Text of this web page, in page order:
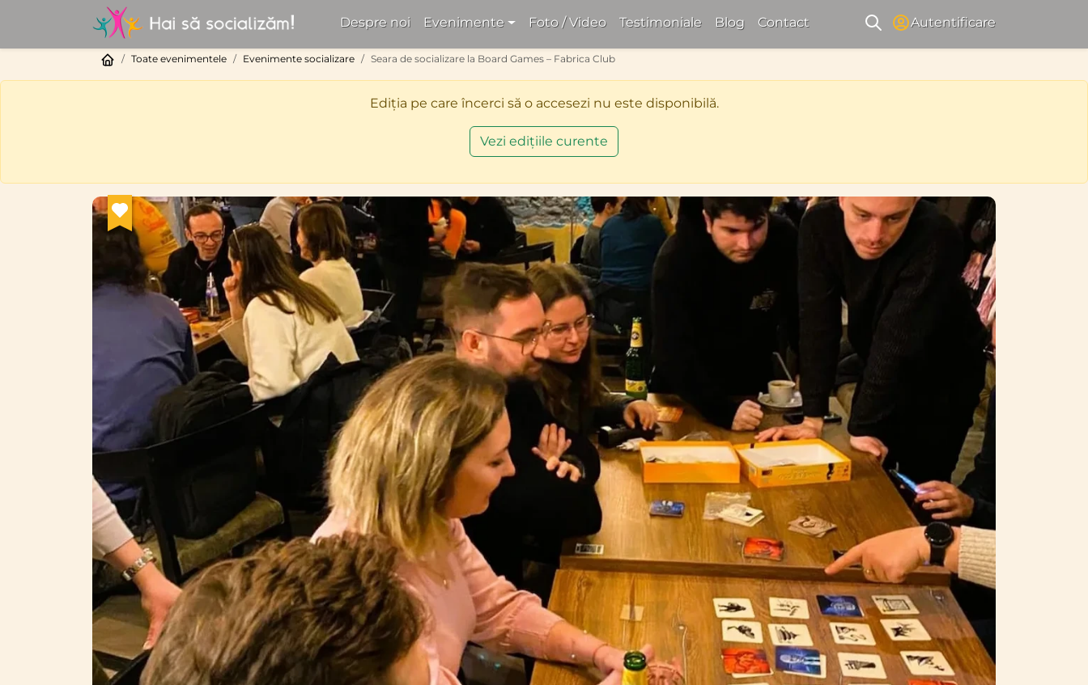
Despre noi Evenimente Foto / Video Testimoniale Blog Contact Autentificare
Toate evenimentele Evenimente socializare Seara de socializare la Board Games – Fabrica Club
Ediția pe care încerci să o accesezi nu este disponibilă.
Vezi edițiile curente